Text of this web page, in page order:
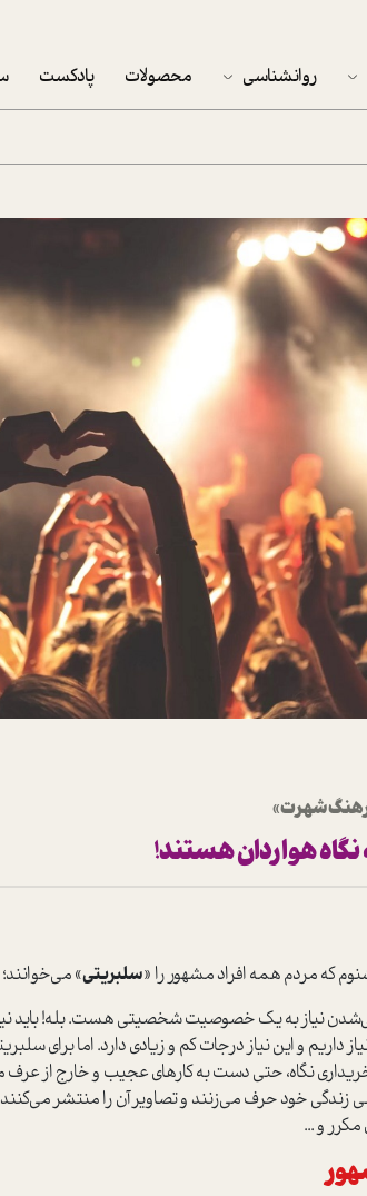
ویژه
فیلم
روانشناسی محصولات پادکست
شهرت»
هواردان هستند!
که مردم همه‌ افراد مشهور را «سلبریتی»
نیاز به یک خصوصیت شخصیتی هست. بله! باید
داریم و این نیاز درجات کم و زیادی دارد. اما برای
نگاه، حتی دست به کارهای عجیب و خارج از عرف
خود حرف می‌زنند و تصاویر آن را منتشر می‌کنند؛ از
و ...